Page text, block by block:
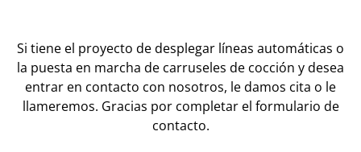
Si tiene el proyecto de desplegar líneas automáticas o
la puesta en marcha de carruseles de cocción y desea
entrar en contacto con nosotros, le damos cita o le
llameremos. Gracias por completar el formulario de
contacto.